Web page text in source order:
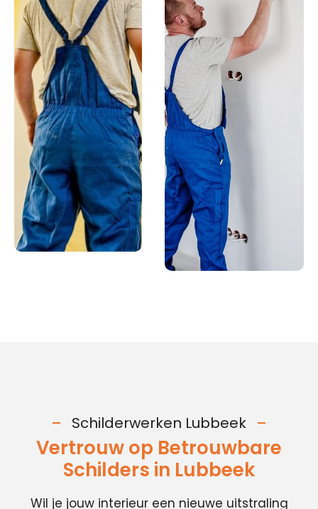
Schilderwerken Lubbeek
Vertrouw op Betrouwbare
Schilders in Lubbeek
Wil je jouw interieur een nieuwe uitstraling